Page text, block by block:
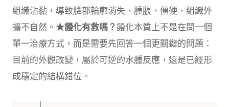
組織沾黏，導致臉部輪廓消失、腫脹、僵硬、組織外
擴不自然。 ★饅化有救嗎？饅化本質上不是在問一個
單一治療方式，而是需要先回答一個更關鍵的問題：
目前的外觀改變，屬於可逆的水腫反應，還是已經形
成穩定的結構錯位。